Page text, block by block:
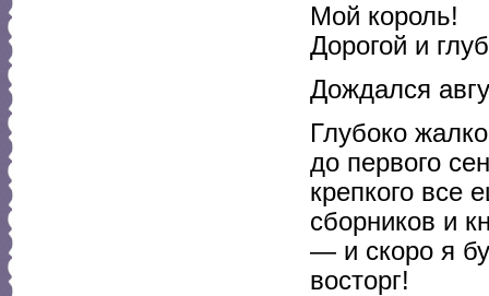
Мой король!
Дорогой и
Дождался
Глубоко
до первого
крепкого все
сборников и
— и скоро я
восторг!